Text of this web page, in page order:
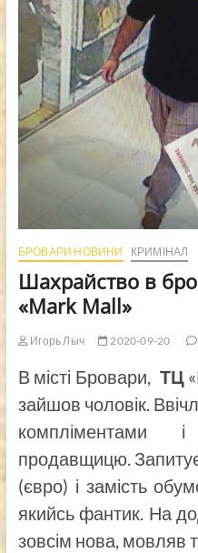
БРОВАРИ НОВИНИ КРИМІНАЛ
Шахрайство в
«Mark Mall»
Игорь Лыч 2020-09-20
В місті Бровари, ТЦ
зайшов чоловік.
компліментами
продавщицю.
(євро) і замість
якийсь фантик. На
зовсім нова, мовляв